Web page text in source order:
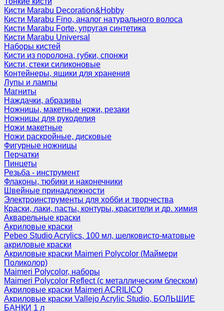
Кисти Marabu Decoration&Hobby
Кисти Marabu Fino, аналог натурального волоса
Кисти Marabu Forte, упругая синтетика
Кисти Marabu Universal
Наборы кистей
Кисти из поролона, губки, спонжи
Кисти, стеки силиконовые
Контейнеры, ящики для хранения
Лупы и лампы
Магниты
Наждачки, абразивы
Ножницы, макетные ножи, резаки
Ножницы для рукоделия
Ножи макетные
Ножи раскройные, дисковые
Фигурные ножницы
Перчатки
Пинцеты
Резьба - инструмент
Флаконы, тюбики и наконечники
Швейные принадлежности
Электроинструменты для хобби и творчества
Краски, лаки, пасты, контуры, красители и др. химия
Акварельные краски
Акриловые краски
Pebeo Studio Acrylics, 100 мл, шелковисто-матовые
акриловые краски
Акриловые краски Maimeri Polycolor (Маймери
Поликолор)
Maimeri Polycolor, наборы
Maimeri Polycolor Reflect (с металлическим блеском)
Акриловые краски Maimeri ACRILICO
Акриловые краски Vallejo Acrylic Studio, БОЛЬШИЕ
БАНКИ 1 л